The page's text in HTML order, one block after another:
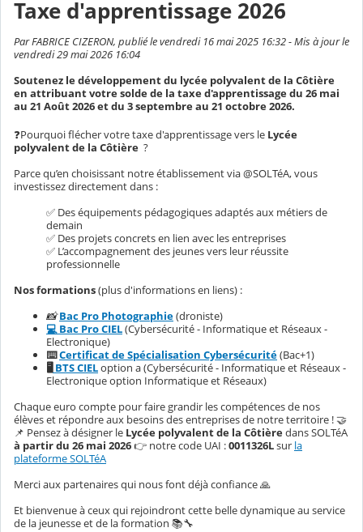
Taxe d'apprentissage 2026
Par FABRICE CIZERON, publié le vendredi 16 mai 2025 16:32 - Mis à jour le
vendredi 29 mai 2026 16:04
Soutenez le développement du lycée polyvalent de la Côtière
en attribuant votre solde de la taxe d'apprentissage du 26 mai
au 21 Août 2026 et du 3 septembre au 21 octobre 2026.
❓Pourquoi flécher votre taxe d'apprentissage vers le Lycée
polyvalent de la Côtière ?
Parce qu’en choisissant notre établissement via @SOLTéA, vous
investissez directement dans :
✅ Des équipements pédagogiques adaptés aux métiers de
demain
✅ Des projets concrets en lien avec les entreprises
✅ L’accompagnement des jeunes vers leur réussite
professionnelle
Nos formations(plus d'informations en liens) :
📸 Bac Pro Photographie(droniste)
💻 Bac Pro CIEL(Cybersécurité - Informatique et Réseaux -
Electronique)
⌨️Certificat de Spécialisation Cybersécurité(Bac+1)
🖥️ BTS CIELoption a (Cybersécurité - Informatique et Réseaux -
Electronique option Informatique et Réseaux)
Chaque euro compte pour faire grandir les compétences de nos
élèves et répondre aux besoins des entreprises de notre territoire ! 🤝
📌 Pensez à désigner le Lycée polyvalent de la Côtièredans SOLTéA
à partir du 26 mai 2026👉 notre code UAI :0011326Lsur la
plateforme SOLTéA
Merci aux partenaires qui nous font déjà confiance 🙏
Et bienvenue à ceux qui rejoindront cette belle dynamique au service
de la jeunesse et de la formation 📚🔧